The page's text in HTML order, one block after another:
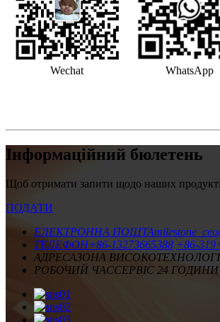
Wechat WhatsApp
Інформаційний бюлетень
Щоб отримати запити щодо наших
ПОДАТИ
ЕЛЕКТРОННА ПОШТА
ТЕЛЕФОН+86-13273665388 +86-
АДРЕСАЗОНА
РОБОЧИЙ ЧАССЕРВІС 24 ГОДИНИ